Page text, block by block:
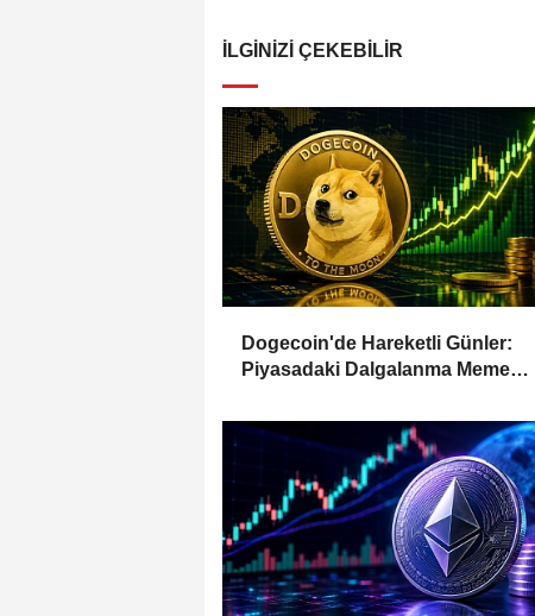
İLGINIZI ÇEKEBILIR
Dogecoin'de Hareketli Günler:
Piyasadaki Dalgalanma Meme